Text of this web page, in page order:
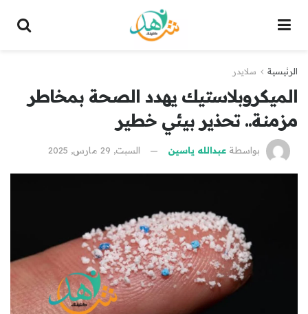
الرئيسية سلايدر
الميكروبلاستيك يهدد الصحة بمخاطر
مزمنة.. تحذير بيئي خطير
بواسطة عبدالله ياسين السبت, 29 مارس, 2025